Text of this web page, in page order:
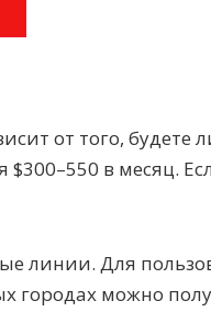
от того, будете
$300–550 в месяц.
линии. Для
городах можно